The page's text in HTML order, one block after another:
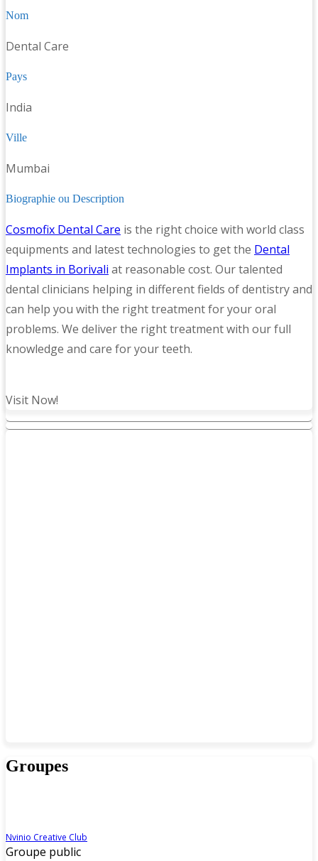
Nom
Dental Care
Pays
India
Ville
Mumbai
Biographie ou Description
Cosmofix Dental Care is the right choice with world class
equipments and latest technologies to get the Dental
Implants in Borivali at reasonable cost. Our talented
dental clinicians helping in different fields of dentistry and
can help you with the right treatment for your oral
problems. We deliver the right treatment with our full
knowledge and care for your teeth.
Visit Now!
Groupes
Nvinio Creative Club
Groupe public